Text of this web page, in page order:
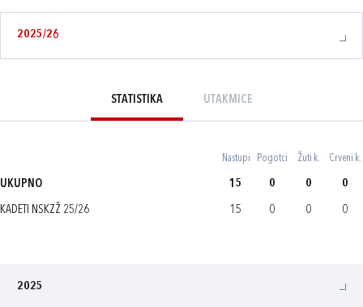
2025/26
STATISTIKA UTAKMICE
Nastupi Pogotci Žuti k. Crveni k.
UKUPNO 15 0 0 0
KADETI NSKZŽ 25/26 15 0 0 0
2025